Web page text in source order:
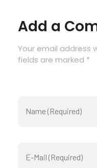
Add a
Your email address
fields are marked *